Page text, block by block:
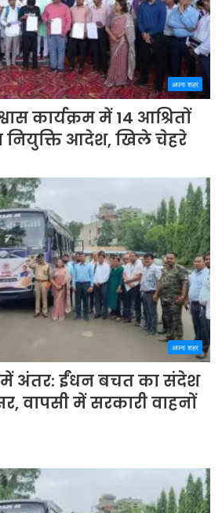
अपना शहर
कार्यक्रम में 14 आश्रितों
आदेश, खिले चेहरे
अपना शहर
अंतर: ईंधन बचत का संदेश
में सरकारी वाहनों